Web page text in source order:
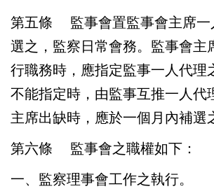
第五條 監事會置監事會主席一
選之，監察日常會務。監事會主
行職務時，應指定監事一人代理
不能指定時，由監事互推一人代
主席出缺時，應於一個月內補選
第六條 監事會之職權如下：
一、監察理事會工作之執行。